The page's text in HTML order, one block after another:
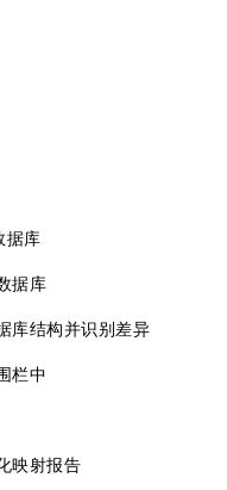
据库
据库
库结构并识别差异
栏中
映射报告